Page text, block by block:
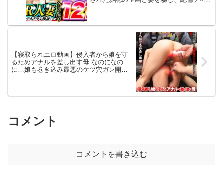
【寝取られエロ動画】侵入者から娘を守
るためアナルを差し出す母 なのになの
に…娘も巻き込み最悪のケツ穴ガン開き
コメント
コメントを書き込む